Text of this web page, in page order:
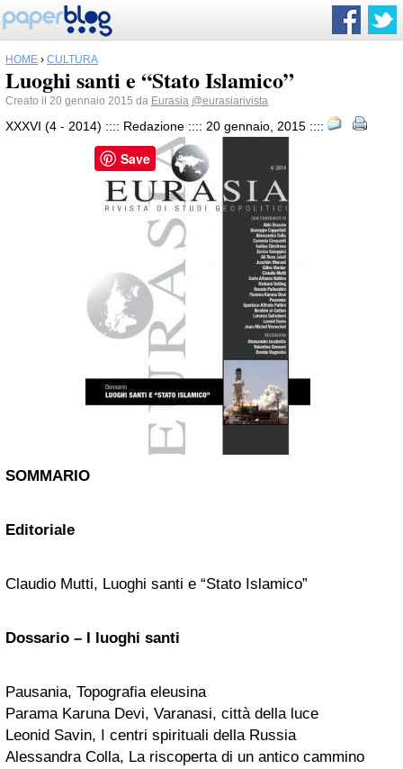
HOME › CULTURA
Luoghi santi e “Stato Islamico”
Creato il 20 gennaio 2015 da Eurasia @eurasiarivista
XXXVI (4 - 2014) :::: Redazione :::: 20 gennaio, 2015 ::::
SOMMARIO
Editoriale
Claudio Mutti, Luoghi santi e “Stato Islamico”
Dossario – I luoghi santi
Pausania, Topografia eleusina
Parama Karuna Devi, Varanasi, città della luce
Leonid Savin, I centri spirituali della Russia
Alessandra Colla, La riscoperta di un antico cammino
Save